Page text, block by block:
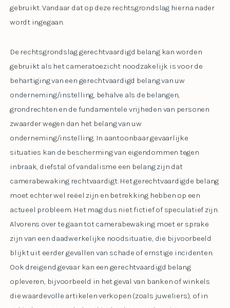
gebruikt. Vandaar dat op deze rechtsgrondslag hierna nader
wordt ingegaan.
De rechtsgrondslag gerechtvaardigd belang kan worden
gebruikt als het cameratoezicht noodzakelijk is voor de
behartiging van een gerechtvaardigd belang van uw
onderneming/instelling, behalve als de belangen,
grondrechten en de fundamentele vrijheden van personen
zwaarder wegen dan het belang van uw
onderneming/instelling. In aantoonbaar gevaarlijke
situaties kan de bescherming van eigendommen tegen
inbraak, diefstal of vandalisme een belang zijn dat
camerabewaking rechtvaardigt. Het gerechtvaardigde belang
moet echter wel reëel zijn en betrekking hebben op een
actueel probleem. Het mag dus niet fictief of speculatief zijn.
Alvorens over te gaan tot camerabewaking moet er sprake
zijn van een daadwerkelijke noodsituatie, die bijvoorbeeld
blijkt uit eerder gevallen van schade of ernstige incidenten.
Ook dreigend gevaar kan een gerechtvaardigd belang
opleveren, bijvoorbeeld in het geval van banken of winkels
die waardevolle artikelen verkopen (zoals juweliers), of in